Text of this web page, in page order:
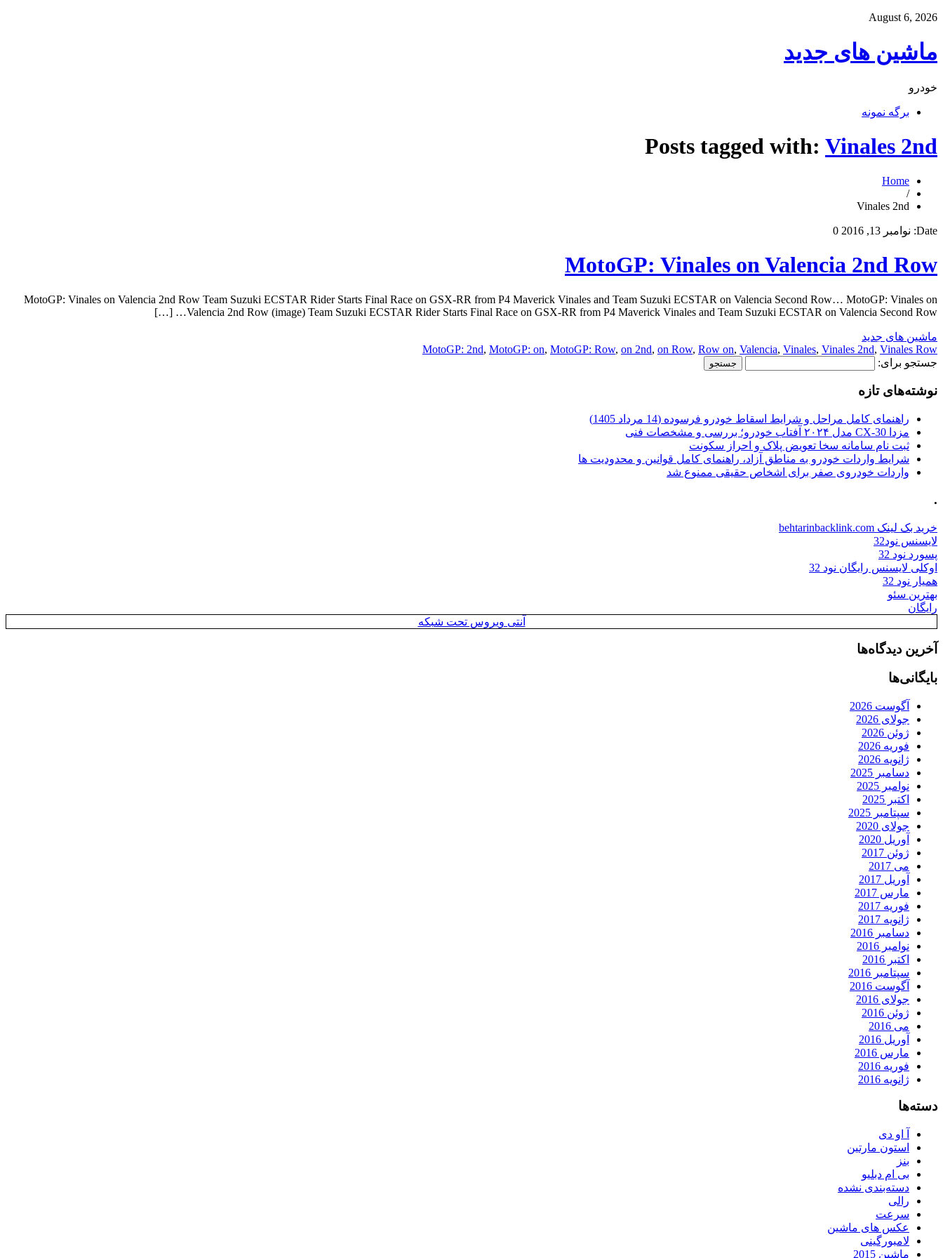
August 6, 2026
ماشین های جدید
خودرو
برگه نمونه
Posts tagged with: Vinales 2nd
Home
/
Vinales 2nd
Date: نوامبر 13, 2016 0
MotoGP: Vinales on Valencia 2nd Row
MotoGP: Vinales on Valencia 2nd Row Team Suzuki ECSTAR Rider Starts Final Race on GSX-RR from P4 Maverick Vinales and Team Suzuki ECSTAR on Valencia Second Row… MotoGP: Vinales on
Valencia 2nd Row (image) Team Suzuki ECSTAR Rider Starts Final Race on GSX-RR from P4 Maverick Vinales and Team Suzuki ECSTAR on Valencia Second Row… […]
ماشین های جدید
MotoGP: 2nd, MotoGP: on, MotoGP: Row, on 2nd, on Row, Row on, Valencia, Vinales, Vinales 2nd, Vinales Row
جستجو برای:
نوشته‌های تازه
راهنمای کامل مراحل و شرایط اسقاط خودرو فرسوده (14 مرداد 1405)
مزدا CX-30 مدل ۲۰۲۴ آفتاب خودرو؛ بررسی و مشخصات فنی
ثبت نام سامانه سخا تعویض پلاک و احراز سکونت
شرایط واردات خودرو به مناطق آزاد، راهنمای کامل قوانین و محدودیت ها
واردات خودروی صفر برای اشخاص حقیقی ممنوع شد
.
خرید بک لینک behtarinbacklink.com
لایسنس نود32
پسورد نود 32
اوکلی لایسنس رایگان نود 32
همیار نود 32
بهترین سئو
رایگان
آنتی ویروس تحت شبکه
آخرین دیدگاه‌ها
بایگانی‌ها
آگوست 2026
جولای 2026
ژوئن 2026
فوریه 2026
ژانویه 2026
دسامبر 2025
نوامبر 2025
اکتبر 2025
سپتامبر 2025
جولای 2020
آوریل 2020
ژوئن 2017
می 2017
آوریل 2017
مارس 2017
فوریه 2017
ژانویه 2017
دسامبر 2016
نوامبر 2016
اکتبر 2016
سپتامبر 2016
آگوست 2016
جولای 2016
ژوئن 2016
می 2016
آوریل 2016
مارس 2016
فوریه 2016
ژانویه 2016
دسته‌ها
آ او دی
استون مارتین
بنز
بی ام دبلیو
دسته‌بندی نشده
رالی
سرعت
عکس های ماشین
لامبورگینی
ماشین 2015